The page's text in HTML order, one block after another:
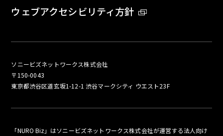
ウェブアクセシビリティ方針
ソニービズネットワークス株式会社
〒150-0043
東京都渋谷区道玄坂1-12-1 渋谷マークシティ ウエスト23F
「NURO Biz」はソニービズネットワークス株式会社が運営する法人向け